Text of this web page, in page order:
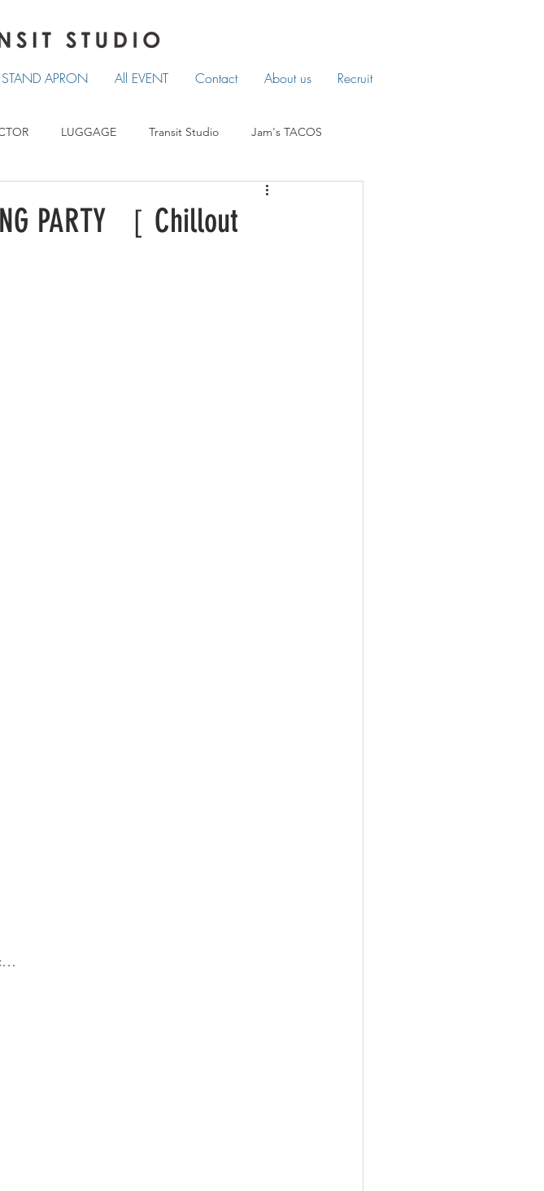
STAND APRON All EVENT Contact About us Recruit
LUGGAGE Transit Studio Jam's TACOS
PARTY ［ Chillout